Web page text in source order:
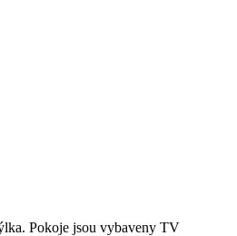
Pokoje jsou vybaveny TV